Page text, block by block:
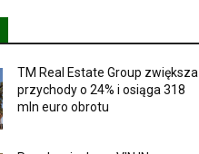
TM Real Estate Group zwiększa
przychody o 24% i osiąga 318
mln euro obrotu